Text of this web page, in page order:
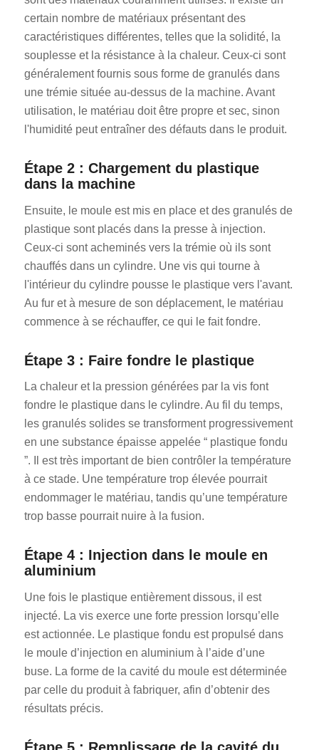
certain nombre de matériaux présentant des
caractéristiques différentes, telles que la solidité, la
souplesse et la résistance à la chaleur. Ceux-ci sont
généralement fournis sous forme de granulés dans
une trémie située au-dessus de la machine. Avant
utilisation, le matériau doit être propre et sec, sinon
l'humidité peut entraîner des défauts dans le produit.
Étape 2 : Chargement du plastique
dans la machine
Ensuite, le moule est mis en place et des granulés de
plastique sont placés dans la presse à injection.
Ceux-ci sont acheminés vers la trémie où ils sont
chauffés dans un cylindre. Une vis qui tourne à
l'intérieur du cylindre pousse le plastique vers l'avant.
Au fur et à mesure de son déplacement, le matériau
commence à se réchauffer, ce qui le fait fondre.
Étape 3 : Faire fondre le plastique
La chaleur et la pression générées par la vis font
fondre le plastique dans le cylindre. Au fil du temps,
les granulés solides se transforment progressivement
en une substance épaisse appelée “ plastique fondu
”. Il est très important de bien contrôler la température
à ce stade. Une température trop élevée pourrait
endommager le matériau, tandis qu’une température
trop basse pourrait nuire à la fusion.
Étape 4 : Injection dans le moule en
aluminium
Une fois le plastique entièrement dissous, il est
injecté. La vis exerce une forte pression lorsqu’elle
est actionnée. Le plastique fondu est propulsé dans
le moule d’injection en aluminium à l’aide d’une
buse. La forme de la cavité du moule est déterminée
par celle du produit à fabriquer, afin d’obtenir des
résultats précis.